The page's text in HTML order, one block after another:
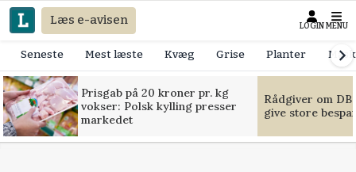
Læs e-avisen LOGIN MENU
Seneste Mest læste Kvæg Grise Planter
Prisgab på 20 kroner pr. kg
vokser: Polsk kylling presser
markedet
Rådgiver om
give store